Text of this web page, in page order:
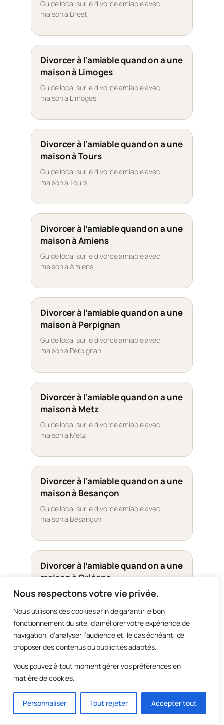
Nous respectons votre vie privée.
Nous utilisons des cookies afin de garantir le bon
fonctionnement du site, d’améliorer votre expérience de
navigation, d’analyser l’audience et, le cas échéant, de
proposer des contenus ou publicités adaptés.
Vous pouvez à tout moment gérer vos préférences en
matière de cookies.
Personnaliser Tout rejeter Accepter tout
Guide local sur le divorce amiable avec
maison à Brest
Divorcer à l’amiable quand on a une
maison à Limoges
Guide local sur le divorce amiable avec
maison à Limoges
Divorcer à l’amiable quand on a une
maison à Tours
Guide local sur le divorce amiable avec
maison à Tours
Divorcer à l’amiable quand on a une
maison à Amiens
Guide local sur le divorce amiable avec
maison à Amiens
Divorcer à l’amiable quand on a une
maison à Perpignan
Guide local sur le divorce amiable avec
maison à Perpignan
Divorcer à l’amiable quand on a une
maison à Metz
Guide local sur le divorce amiable avec
maison à Metz
Divorcer à l’amiable quand on a une
maison à Besançon
Guide local sur le divorce amiable avec
maison à Besançon
Divorcer à l’amiable quand on a une
maison à Orléans
Guide local sur le divorce amiable avec
Divorcer à l’amiable quand on a une
maison à Mulhouse
Guide local sur le divorce amiable avec